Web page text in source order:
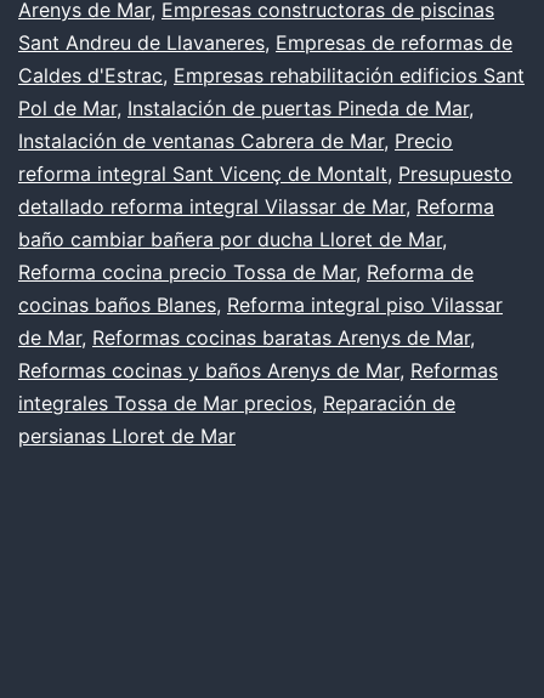
Arenys de Mar, Empresas constructoras de piscinas
Sant Andreu de Llavaneres, Empresas de reformas de
Caldes d'Estrac, Empresas rehabilitación edificios Sant
Pol de Mar, Instalación de puertas Pineda de Mar,
Instalación de ventanas Cabrera de Mar, Precio
reforma integral Sant Vicenç de Montalt, Presupuesto
detallado reforma integral Vilassar de Mar, Reforma
baño cambiar bañera por ducha Lloret de Mar,
Reforma cocina precio Tossa de Mar, Reforma de
cocinas baños Blanes, Reforma integral piso Vilassar
de Mar, Reformas cocinas baratas Arenys de Mar,
Reformas cocinas y baños Arenys de Mar, Reformas
integrales Tossa de Mar precios, Reparación de
persianas Lloret de Mar